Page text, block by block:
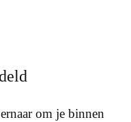
om je binnen